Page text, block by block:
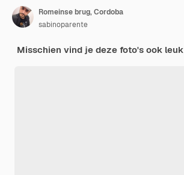
Romeinse brug, Cordoba
sabinoparente
Misschien vind je deze foto's ook leuk